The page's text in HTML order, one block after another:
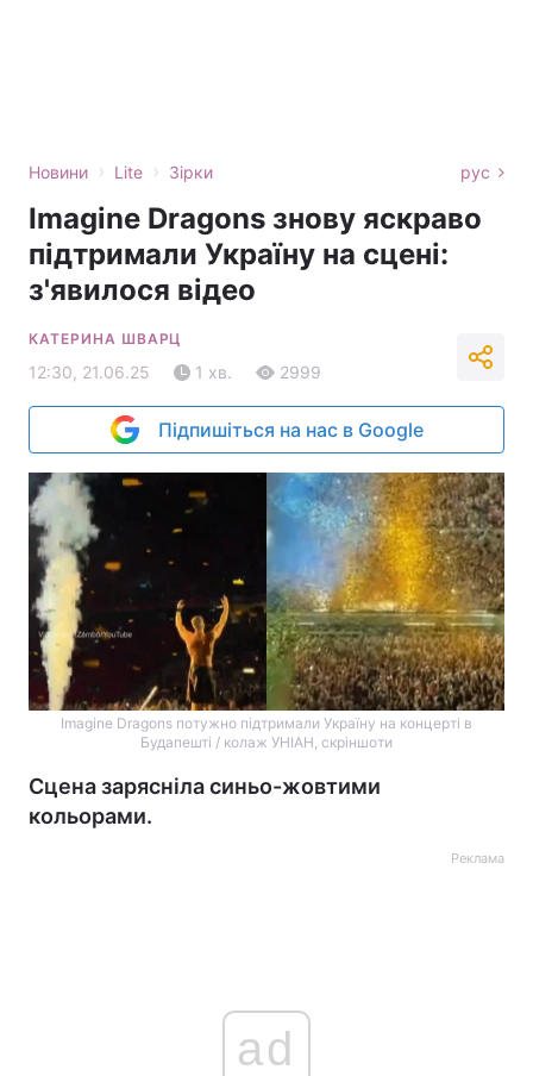
Новини › Lite › Зірки рус
Imagine Dragons знову яскраво
підтримали Україну на сцені:
з'явилося відео
КАТЕРИНА ШВАРЦ
12:30, 21.06.25 1 хв. 2999
Підпишіться на нас в Google
Imagine Dragons потужно підтримали Україну на концерті в
Будапешті / колаж УНІАН, скріншоти
Сцена зарясніла синьо-жовтими
кольорами.
Реклама
ad